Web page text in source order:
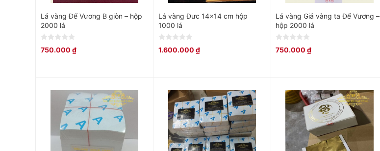
Lá vàng Đế Vương B giòn – hộp
2000 lá
0
out
750.000 ₫
Lá vàng Đưc 14×14 cm hộp
1000 lá
0
out
1.600.000 ₫
Lá vàng Giả vàng ta Đế Vương –
hộp 2000 lá
0
out
750.000₫